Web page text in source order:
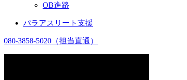
OB進路
パラアスリート支援
080-3858-5020 （担当直通）